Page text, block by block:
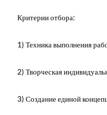
Критерии отбора:
1) Техника выполнения
2) Творческая
3) Создание единой